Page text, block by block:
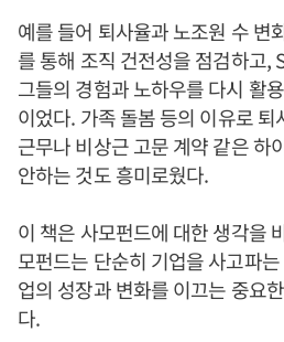
예를 들어 퇴사율과 노조원 수 변
를 통해 조직 건전성을 점검하고,
그들의 경험과 노하우를 다시 활
이었다. 가족 돌봄 등의 이유로 퇴
근무나 비상근 고문 계약 같은 하
안하는 것도 흥미로웠다.
이 책은 사모펀드에 대한 생각을
모펀드는 단순히 기업을 사고파
업의 성장과 변화를 이끄는 중요
다.